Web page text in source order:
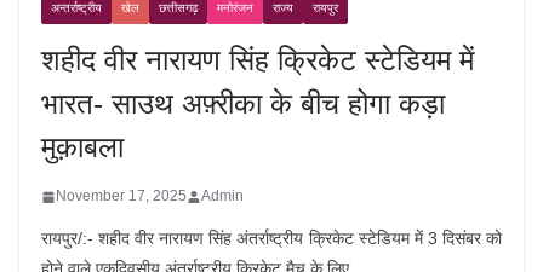
अन्तर्राष्ट्रीय खेल छत्तीसगढ़ मनोरंजन राज्य रायपुर
शहीद वीर नारायण सिंह क्रिकेट स्टेडियम में
भारत- साउथ अफ़्रीका के बीच होगा कड़ा
मुक़ाबला
November 17, 2025 Admin
रायपुर/:- शहीद वीर नारायण सिंह अंतर्राष्ट्रीय क्रिकेट स्टेडियम में 3 दिसंबर को